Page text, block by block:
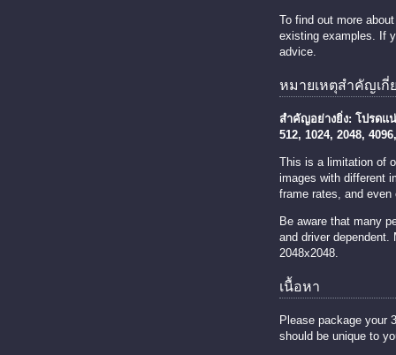
To find out more
existing examples. If
advice.
หมายเหตุสำคัญเ
สำคัญอย่างยิ่ง: โปรดแ
512, 1024, 2048,
This is a limitation of
images with different
frame rates, and even
Be aware that many
and driver
2048x2048.
เนื้อหา
Please package your
should be unique to